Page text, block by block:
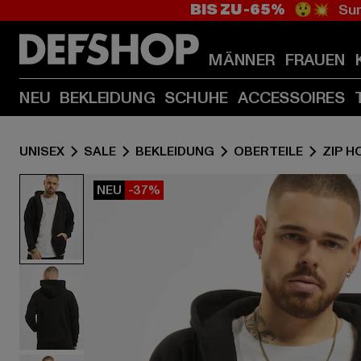
BIS ZU -65% 😲💥
MÄNNER FRAUEN
NEU BEKLEIDUNG SCHUHE ACCESSOIRES
UNISEX SALE BEKLEIDUNG OBERTEILE ZIP
NEU -37%